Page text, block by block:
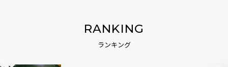
RANKING
ランキング